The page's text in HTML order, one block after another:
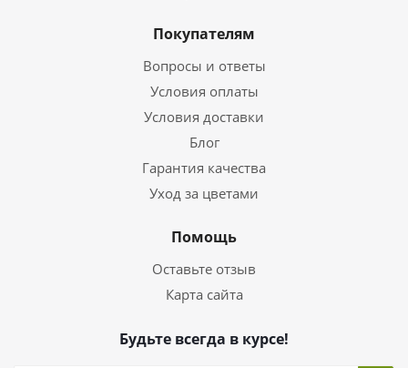
Покупателям
Вопросы и ответы
Условия оплаты
Условия доставки
Блог
Гарантия качества
Уход за цветами
Помощь
Оставьте отзыв
Карта сайта
Будьте всегда в курсе!